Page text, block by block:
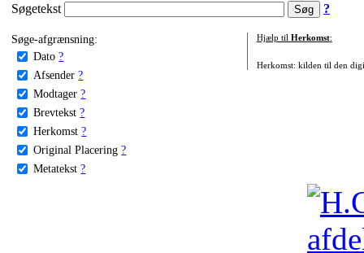
Søgetekst ?
Søge-afgrænsning:
Dato ?
Afsender ?
Modtager ?
Brevtekst ?
Herkomst ?
Original Placering ?
Metatekst ?
Hjælp til Herkomst:
Herkomst: kilden til den